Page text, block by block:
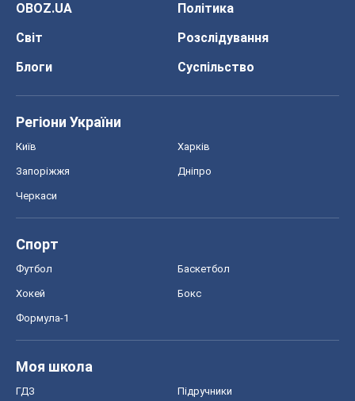
OBOZ.UA
Політика
Світ
Розслідування
Блоги
Суспільство
Регіони України
Київ Харків
Запоріжжя Дніпро
Черкаси
Спорт
Футбол Баскетбол
Хокей Бокс
Формула-1
Моя школа
ГДЗ Підручники